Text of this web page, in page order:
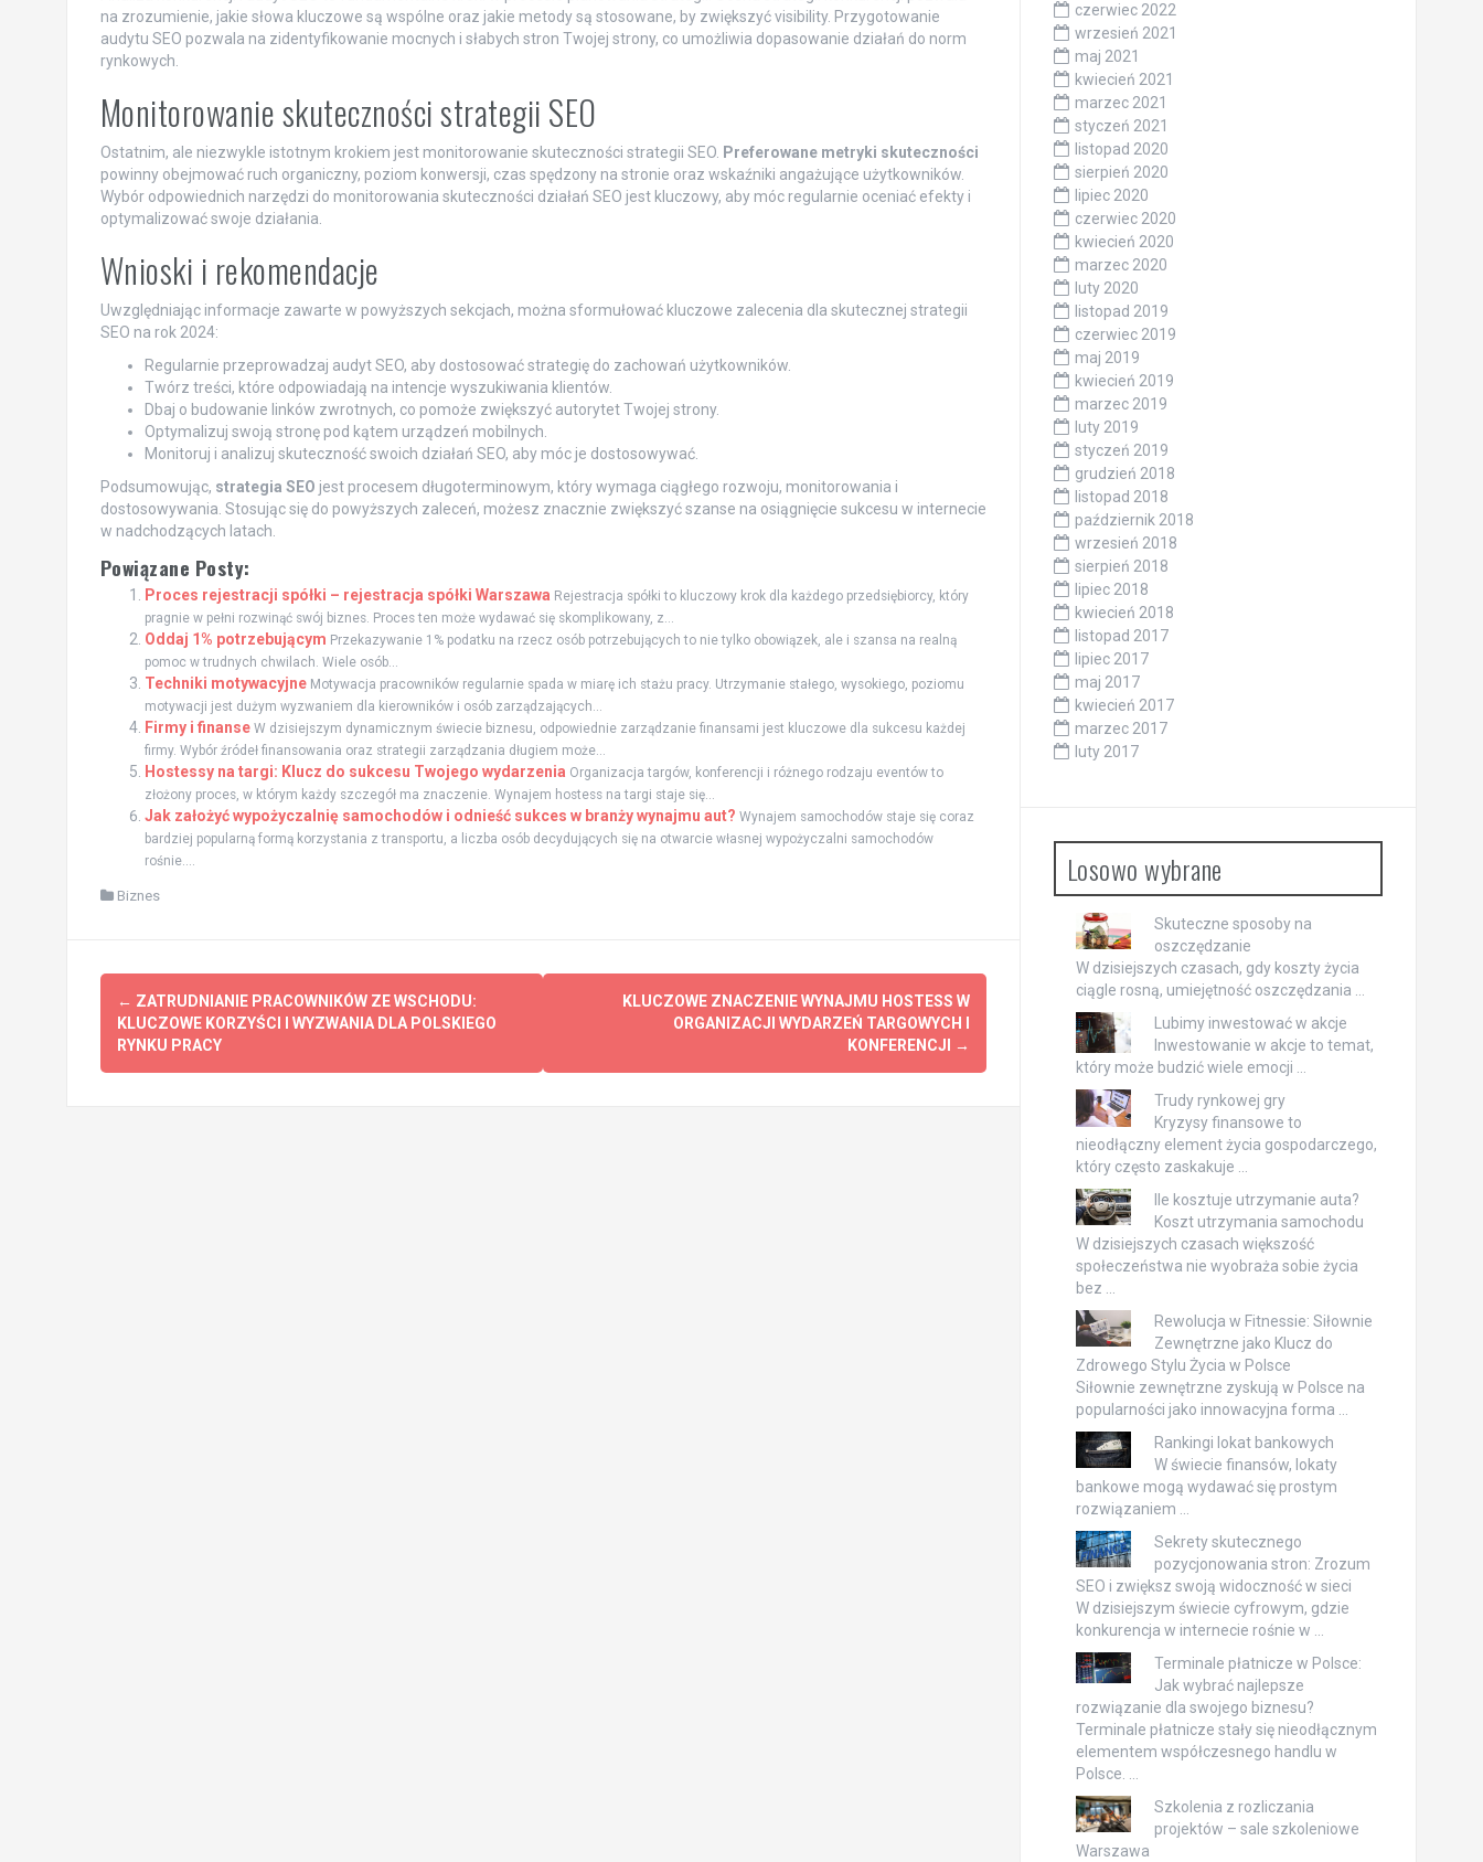
na zrozumienie, jakie słowa kluczowe są wspólne oraz jakie metody są stosowane, by zwiększyć visibility. Przygotowanie
audytu SEO pozwala na zidentyfikowanie mocnych i słabych stron Twojej strony, co umożliwia dopasowanie działań do norm
rynkowych.
Monitorowanie skuteczności strategii SEO
Ostatnim, ale niezwykle istotnym krokiem jest monitorowanie skuteczności strategii SEO. Preferowane metryki skuteczności
powinny obejmować ruch organiczny, poziom konwersji, czas spędzony na stronie oraz wskaźniki angażujące użytkowników.
Wybór odpowiednich narzędzi do monitorowania skuteczności działań SEO jest kluczowy, aby móc regularnie oceniać efekty i
optymalizować swoje działania.
Wnioski i rekomendacje
Uwzględniając informacje zawarte w powyższych sekcjach, można sformułować kluczowe zalecenia dla skutecznej strategii
SEO na rok 2024:
Regularnie przeprowadzaj audyt SEO, aby dostosować strategię do zachowań użytkowników.
Twórz treści, które odpowiadają na intencje wyszukiwania klientów.
Dbaj o budowanie linków zwrotnych, co pomoże zwiększyć autorytet Twojej strony.
Optymalizuj swoją stronę pod kątem urządzeń mobilnych.
Monitoruj i analizuj skuteczność swoich działań SEO, aby móc je dostosowywać.
Podsumowując, strategia SEO jest procesem długoterminowym, który wymaga ciągłego rozwoju, monitorowania i
dostosowywania. Stosując się do powyższych zaleceń, możesz znacznie zwiększyć szanse na osiągnięcie sukcesu w internecie
w nadchodzących latach.
Powiązane Posty:
Proces rejestracji spółki – rejestracja spółki Warszawa Rejestracja spółki to kluczowy krok dla każdego przedsiębiorcy, który
pragnie w pełni rozwinąć swój biznes. Proces ten może wydawać się skomplikowany, z...
Oddaj 1% potrzebującym Przekazywanie 1% podatku na rzecz osób potrzebujących to nie tylko obowiązek, ale i szansa na realną
pomoc w trudnych chwilach. Wiele osób...
Techniki motywacyjne Motywacja pracowników regularnie spada w miarę ich stażu pracy. Utrzymanie stałego, wysokiego, poziomu
motywacji jest dużym wyzwaniem dla kierowników i osób zarządzających...
Firmy i finanse W dzisiejszym dynamicznym świecie biznesu, odpowiednie zarządzanie finansami jest kluczowe dla sukcesu każdej
firmy. Wybór źródeł finansowania oraz strategii zarządzania długiem może...
Hostessy na targi: Klucz do sukcesu Twojego wydarzenia Organizacja targów, konferencji i różnego rodzaju eventów to
złożony proces, w którym każdy szczegół ma znaczenie. Wynajem hostess na targi staje się...
Jak założyć wypożyczalnię samochodów i odnieść sukces w branży wynajmu aut? Wynajem samochodów staje się coraz
bardziej popularną formą korzystania z transportu, a liczba osób decydujących się na otwarcie własnej wypożyczalni samochodów
rośnie....
Biznes
Zobacz
wpisy
← ZATRUDNIANIE PRACOWNIKÓW ZE WSCHODU:
KLUCZOWE KORZYŚCI I WYZWANIA DLA POLSKIEGO
RYNKU PRACY
KLUCZOWE ZNACZENIE WYNAJMU HOSTESS W
ORGANIZACJI WYDARZEŃ TARGOWYCH I
KONFERENCJI
→
czerwiec 2022
wrzesień 2021
maj 2021
kwiecień 2021
marzec 2021
styczeń 2021
listopad 2020
sierpień 2020
lipiec 2020
czerwiec 2020
kwiecień 2020
marzec 2020
luty 2020
listopad 2019
czerwiec 2019
maj 2019
kwiecień 2019
marzec 2019
luty 2019
styczeń 2019
grudzień 2018
listopad 2018
październik 2018
wrzesień 2018
sierpień 2018
lipiec 2018
kwiecień 2018
listopad 2017
lipiec 2017
maj 2017
kwiecień 2017
marzec 2017
luty 2017
Losowo wybrane
Skuteczne sposoby na
oszczędzanie
W dzisiejszych czasach, gdy koszty życia
ciągle rosną, umiejętność oszczędzania …
Lubimy inwestować w akcje
Inwestowanie w akcje to temat,
który może budzić wiele emocji …
Trudy rynkowej gry
Kryzysy finansowe to
nieodłączny element życia gospodarczego,
który często zaskakuje …
Ile kosztuje utrzymanie auta?
Koszt utrzymania samochodu
W dzisiejszych czasach większość
społeczeństwa nie wyobraża sobie życia
bez …
Rewolucja w Fitnessie: Siłownie
Zewnętrzne jako Klucz do
Zdrowego Stylu Życia w Polsce
Siłownie zewnętrzne zyskują w Polsce na
popularności jako innowacyjna forma …
Rankingi lokat bankowych
W świecie finansów, lokaty
bankowe mogą wydawać się prostym
rozwiązaniem …
Sekrety skutecznego
pozycjonowania stron: Zrozum
SEO i zwiększ swoją widoczność w sieci
W dzisiejszym świecie cyfrowym, gdzie
konkurencja w internecie rośnie w …
Terminale płatnicze w Polsce:
Jak wybrać najlepsze
rozwiązanie dla swojego biznesu?
Terminale płatnicze stały się nieodłącznym
elementem współczesnego handlu w
Polsce. …
Szkolenia z rozliczania
projektów – sale szkoleniowe
Warszawa